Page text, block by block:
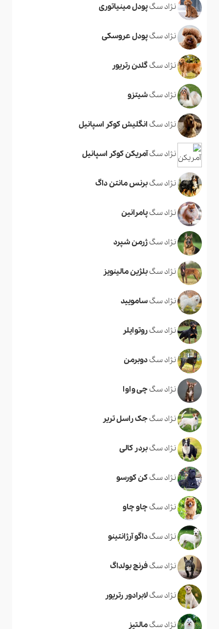
نژاد سگپودل مینیاتوری
نژاد سگپودل عروسکی
نژاد سگگلدن رتریور
نژاد سگشیتزو
نژاد سگ انگلیش کوکر اسپانیل
نژاد سگآمریکن کوکر اسپانیل
نژاد سگبرنس مانتن داگ
نژاد سگپامرانین
نژاد سگژرمن شپرد
نژاد سگبلژین مالینویز
نژاد سگسامویید
نژاد سگروتوایلر
نژاد سگدوبرمن
نژاد سگچی واوا
نژاد سگجک راسل تریر
نژاد سگبردر کالی
نژاد سگکن کورسو
نژاد سگچاو چاو
نژاد سگداگو آرژانتینو
نژاد سگفرنچ بولداگ
نژاد سگلابرادور رتریور
نژاد سگمالتیز